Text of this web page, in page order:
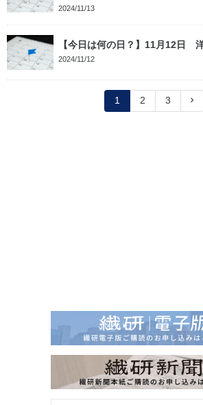
2024/11/13
【今日は何の日？】11月12日
2024/11/12
1 2 3